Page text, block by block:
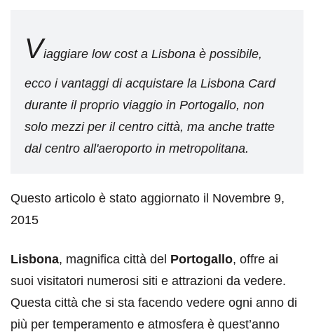
Viaggiare low cost a Lisbona è possibile,
ecco i vantaggi di acquistare la Lisbona Card
durante il proprio viaggio in Portogallo, non
solo mezzi per il centro città, ma anche tratte
dal centro all'aeroporto in metropolitana.
Questo articolo è stato aggiornato il Novembre 9,
2015
Lisbona, magnifica città del Portogallo, offre ai
suoi visitatori numerosi siti e attrazioni da vedere.
Questa città che si sta facendo vedere ogni anno di
più per temperamento e atmosfera è quest’anno